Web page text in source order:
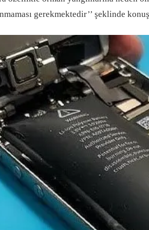
gerekmektedir’’ şeklinde